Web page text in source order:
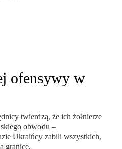
ofensywy w
twierdzą, że ich żołnierze
obwodu –
Ukraińcy zabili wszystkich,
granicę.